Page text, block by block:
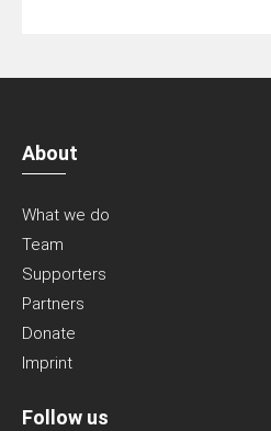
About
What we do
Team
Supporters
Partners
Donate
Imprint
Follow us